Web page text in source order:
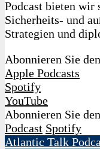
Podcast bieten wir
Sicherheits- und
Strategien und
Abonnieren Sie
Apple Podcasts
Spotify
YouTube
Abonnieren Sie
Podcast Spotify
Atlantic Talk